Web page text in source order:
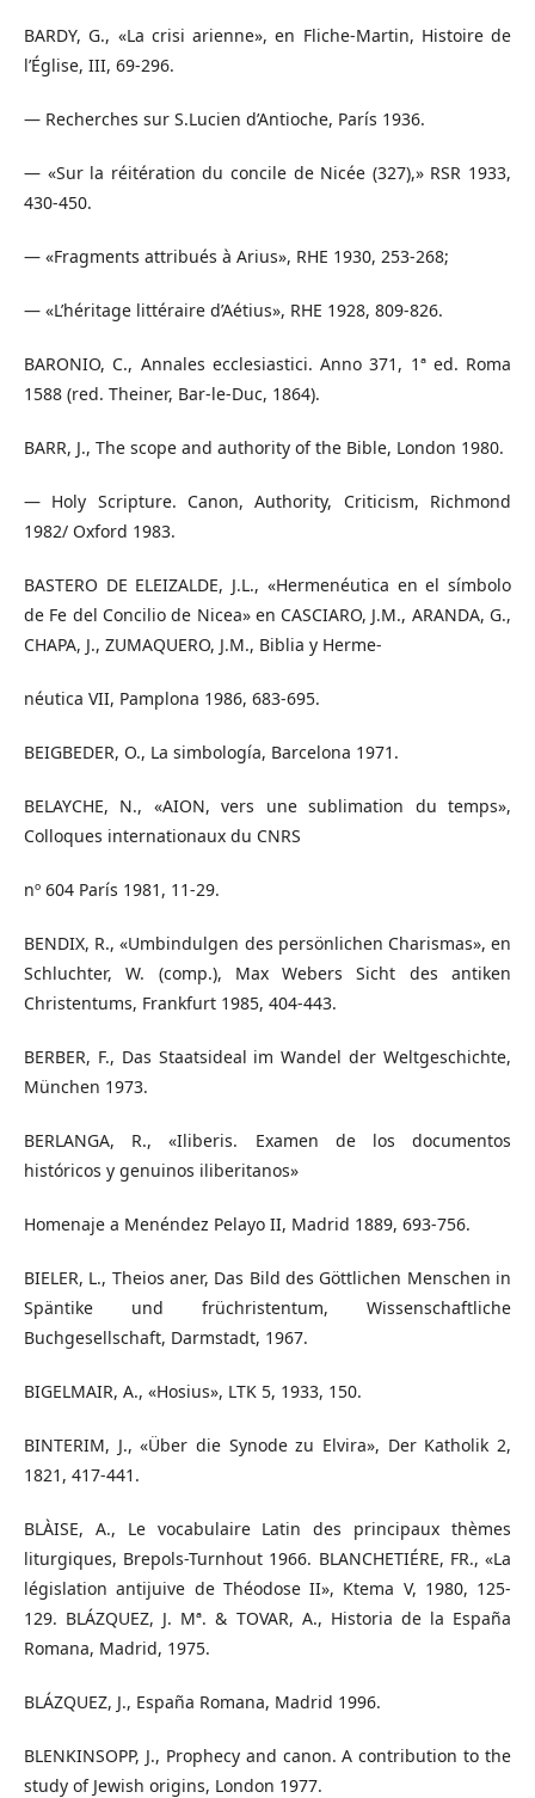
BARDY, G., «La crisi arienne», en Fliche-Martin, Histoire de
l’Église, III, 69-296.
— Recherches sur S.Lucien d’Antioche, París 1936.
— «Sur la réitération du concile de Nicée (327),» RSR 1933,
430-450.
— «Fragments attribués à Arius», RHE 1930, 253-268;
— «L’héritage littéraire d’Aétius», RHE 1928, 809-826.
BARONIO, C., Annales ecclesiastici. Anno 371, 1ª ed. Roma
1588 (red. Theiner, Bar-le-Duc, 1864).
BARR, J., The scope and authority of the Bible, London 1980.
— Holy Scripture. Canon, Authority, Criticism, Richmond
1982/ Oxford 1983.
BASTERO DE ELEIZALDE, J.L., «Hermenéutica en el símbolo
de Fe del Concilio de Nicea» en CASCIARO, J.M., ARANDA, G.,
CHAPA, J., ZUMAQUERO, J.M., Biblia y Herme-
néutica VII, Pamplona 1986, 683-695.
BEIGBEDER, O., La simbología, Barcelona 1971.
BELAYCHE, N., «AION, vers une sublimation du temps»,
Colloques internationaux du CNRS
nº 604 París 1981, 11-29.
BENDIX, R., «Umbindulgen des persönlichen Charismas», en
Schluchter, W. (comp.), Max Webers Sicht des antiken
Christentums, Frankfurt 1985, 404-443.
BERBER, F., Das Staatsideal im Wandel der Weltgeschichte,
München 1973.
BERLANGA, R., «Iliberis. Examen de los documentos
históricos y genuinos iliberitanos»
Homenaje a Menéndez Pelayo II, Madrid 1889, 693-756.
BIELER, L., Theios aner, Das Bild des Göttlichen Menschen in
Späntike und früchristentum, Wissenschaftliche
Buchgesellschaft, Darmstadt, 1967.
BIGELMAIR, A., «Hosius», LTK 5, 1933, 150.
BINTERIM, J., «Über die Synode zu Elvira», Der Katholik 2,
1821, 417-441.
BLÀISE, A., Le vocabulaire Latin des principaux thèmes
liturgiques, Brepols-Turnhout 1966. BLANCHETIÉRE, FR., «La
législation antijuive de Théodose II», Ktema V, 1980, 125-
129. BLÁZQUEZ, J. Mª. & TOVAR, A., Historia de la España
Romana, Madrid, 1975.
BLÁZQUEZ, J., España Romana, Madrid 1996.
BLENKINSOPP, J., Prophecy and canon. A contribution to the
study of Jewish origins, London 1977.